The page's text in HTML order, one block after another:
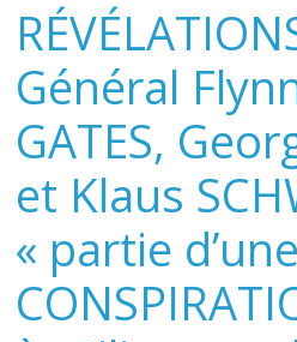
Général
GATES,
et Klaus
« partie d’une